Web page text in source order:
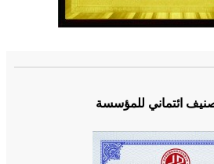
ائتماني للمؤسسة